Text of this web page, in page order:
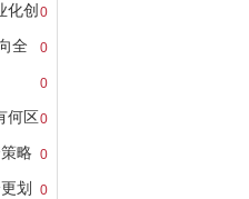
0
化创
0
全
0
0
何区
0
略
0
划